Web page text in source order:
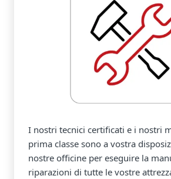
I nostri tecnici certificati e i nostri
prima classe sono a vostra
nostre officine per eseguire la
riparazioni di tutte le vostre